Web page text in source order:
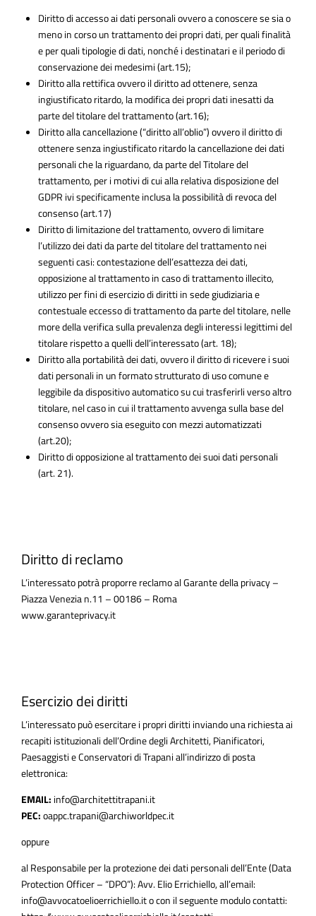
Diritto di accesso ai dati personali ovvero a conoscere se sia o
meno in corso un trattamento dei propri dati, per quali finalità
e per quali tipologie di dati, nonché i destinatari e il periodo di
conservazione dei medesimi (art.15);
Diritto alla rettifica ovvero il diritto ad ottenere, senza
ingiustificato ritardo, la modifica dei propri dati inesatti da
parte del titolare del trattamento (art.16);
Diritto alla cancellazione (“diritto all’oblio”) ovvero il diritto di
ottenere senza ingiustificato ritardo la cancellazione dei dati
personali che la riguardano, da parte del Titolare del
trattamento, per i motivi di cui alla relativa disposizione del
GDPR ivi specificamente inclusa la possibilità di revoca del
consenso (art.17)
Diritto di limitazione del trattamento, ovvero di limitare
l’utilizzo dei dati da parte del titolare del trattamento nei
seguenti casi: contestazione dell’esattezza dei dati,
opposizione al trattamento in caso di trattamento illecito,
utilizzo per fini di esercizio di diritti in sede giudiziaria e
contestuale eccesso di trattamento da parte del titolare, nelle
more della verifica sulla prevalenza degli interessi legittimi del
titolare rispetto a quelli dell’interessato (art. 18);
Diritto alla portabilità dei dati, ovvero il diritto di ricevere i suoi
dati personali in un formato strutturato di uso comune e
leggibile da dispositivo automatico su cui trasferirli verso altro
titolare, nel caso in cui il trattamento avvenga sulla base del
consenso ovvero sia eseguito con mezzi automatizzati
(art.20);
Diritto di opposizione al trattamento dei suoi dati personali
(art. 21).
Diritto di reclamo
L’interessato potrà proporre reclamo al Garante della privacy –
Piazza Venezia n.11 – 00186 – Roma
www.garanteprivacy.it
Esercizio dei diritti
L’interessato può esercitare i propri diritti inviando una richiesta ai
recapiti istituzionali dell’Ordine degli Architetti, Pianificatori,
Paesaggisti e Conservatori di Trapani all’indirizzo di posta
elettronica:
EMAIL: info@architettitrapani.it
PEC:oappc.trapani@archiworldpec.it
oppure
al Responsabile per la protezione dei dati personali dell’Ente (Data
Protection Officer – “DPO”): Avv. Elio Errichiello, all’email:
info@avvocatoelioerrichiello.ito con il seguente modulo contatti: